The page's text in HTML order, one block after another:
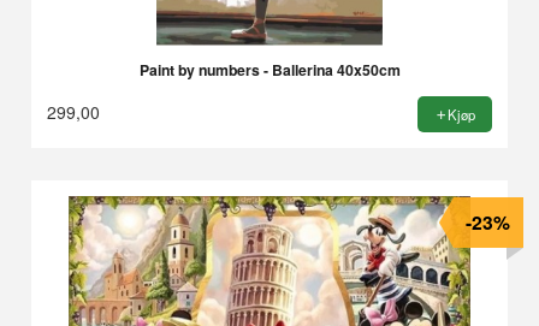
Paint by numbers - Ballerina 40x50cm
299,00 Kjøp
-23%